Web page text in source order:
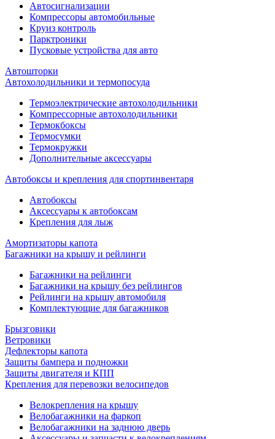
Автосигнализации
Компрессоры автомобильные
Круиз контроль
Парктроники
Пусковые устройства для авто
Автошторки
Автохолодильники и термопосуда
Термоэлектрические автохолодильники
Компрессорные автохолодильники
Термокбоксы
Термосумки
Термокружки
Дополнительные аксессуары
Автобоксы и крепления для спортинвентаря
Автобоксы
Аксессуары к автобоксам
Крепления для лыж
Амортизаторы капота
Багажники на крышу и рейлинги
Багажники на рейлинги
Багажники на крышу без рейлингов
Рейлинги на крышу автомобиля
Комплектующие для багажников
Брызговики
Ветровики
Дефлекторы капота
Защиты бампера и подножки
Защиты двигателя и КПП
Крепления для перевозки велосипедов
Велокрепления на крышу
Велобагажники на фаркоп
Велобагажники на заднюю дверь